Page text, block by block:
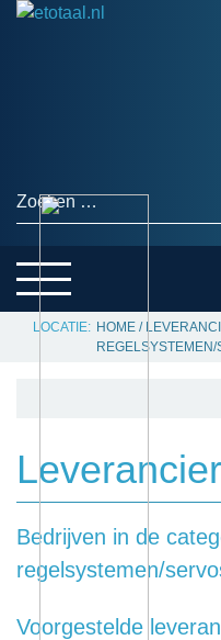
Zoeken naar:
THEMA’S
SERVICE
HOME /
Bedrijven in de
regelsystemen/
Voorgestelde